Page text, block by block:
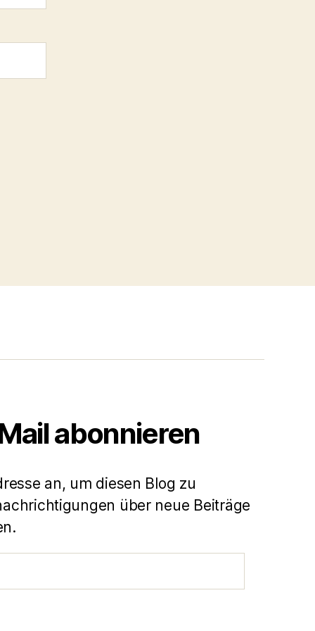
abonnieren
an, um diesen Blog zu
über neue Beiträge